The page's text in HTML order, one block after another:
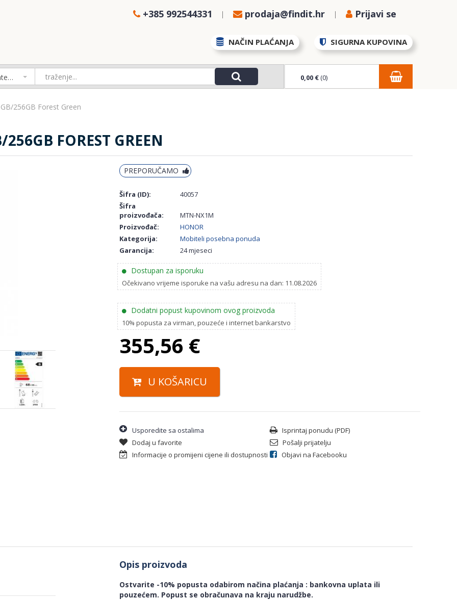
+385 992544331 prodaja@findit.hr Prijavi se
NAČIN PLAĆANJA SIGURNA KUPOVINA
Izaberi kategoriju 0,00 €(0)
256GB Forest Green
FOREST GREEN
PREPORUČAMO
Šifra (ID):
40057
Šifra
proizvođača:
MTN-NX1M
Proizvođač:
HONOR
Kategorija:
Mobiteli posebna ponuda
Garancija:
24 mjeseci
Dostupan za isporuku
Očekivano vrijeme isporuke na vašu adresu na dan: 11.08.2026
Dodatni popust kupovinom ovog proizvoda
10% popusta za virman, pouzeće i internet bankarstvo
355,56 €
U KOŠARICU
Usporedite sa ostalima
Isprintaj ponudu (PDF)
Dodaj u favorite
Pošalji prijatelju
Informacije o promijeni cijene ili dostupnosti
Objavi na Facebooku
Opis proizvoda
Ostvarite -10% popusta odabirom načina plaćanja : bankovna uplata ili
pouzećem. Popust se obračunava na kraju narudžbe.